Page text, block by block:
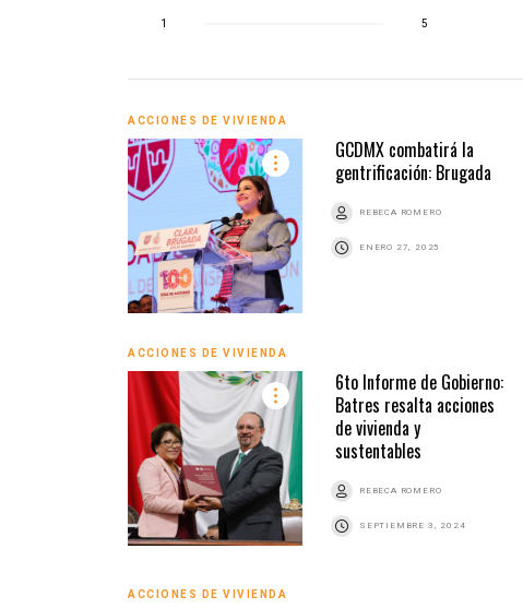
1 5
ACCIONES DE VIVIENDA
GCDMX combatirá la
gentrificación: Brugada
REBECA ROMERO
ENERO 27, 2025
ACCIONES DE VIVIENDA
6to Informe de Gobierno:
Batres resalta acciones
de vivienda y
sustentables
REBECA ROMERO
SEPTIEMBRE 3, 2024
ACCIONES DE VIVIENDA